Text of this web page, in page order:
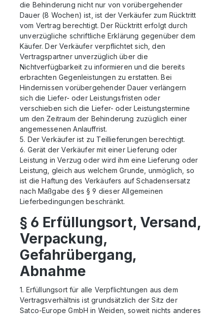
die Behinderung nicht nur von vorübergehender
Dauer (8 Wochen) ist, ist der Verkäufer zum Rücktritt
vom Vertrag berechtigt. Der Rücktritt erfolgt durch
unverzügliche schriftliche Erklärung gegenüber dem
Käufer. Der Verkäufer verpflichtet sich, den
Vertragspartner unverzüglich über die
Nichtverfügbarkeit zu informieren und die bereits
erbrachten Gegenleistungen zu erstatten. Bei
Hindernissen vorübergehender Dauer verlängern
sich die Liefer- oder Leistungsfristen oder
verschieben sich die Liefer- oder Leistungstermine
um den Zeitraum der Behinderung zuzüglich einer
angemessenen Anlauffrist.
5. Der Verkäufer ist zu Teillieferungen berechtigt.
6. Gerät der Verkäufer mit einer Lieferung oder
Leistung in Verzug oder wird ihm eine Lieferung oder
Leistung, gleich aus welchem Grunde, unmöglich, so
ist die Haftung des Verkäufers auf Schadensersatz
nach Maßgabe des § 9 dieser Allgemeinen
Lieferbedingungen beschränkt.
§ 6 Erfüllungsort, Versand,
Verpackung,
Gefahrübergang,
Abnahme
1. Erfüllungsort für alle Verpflichtungen aus dem
Vertragsverhältnis ist grundsätzlich der Sitz der
Satco-Europe GmbH in Weiden, soweit nichts anderes